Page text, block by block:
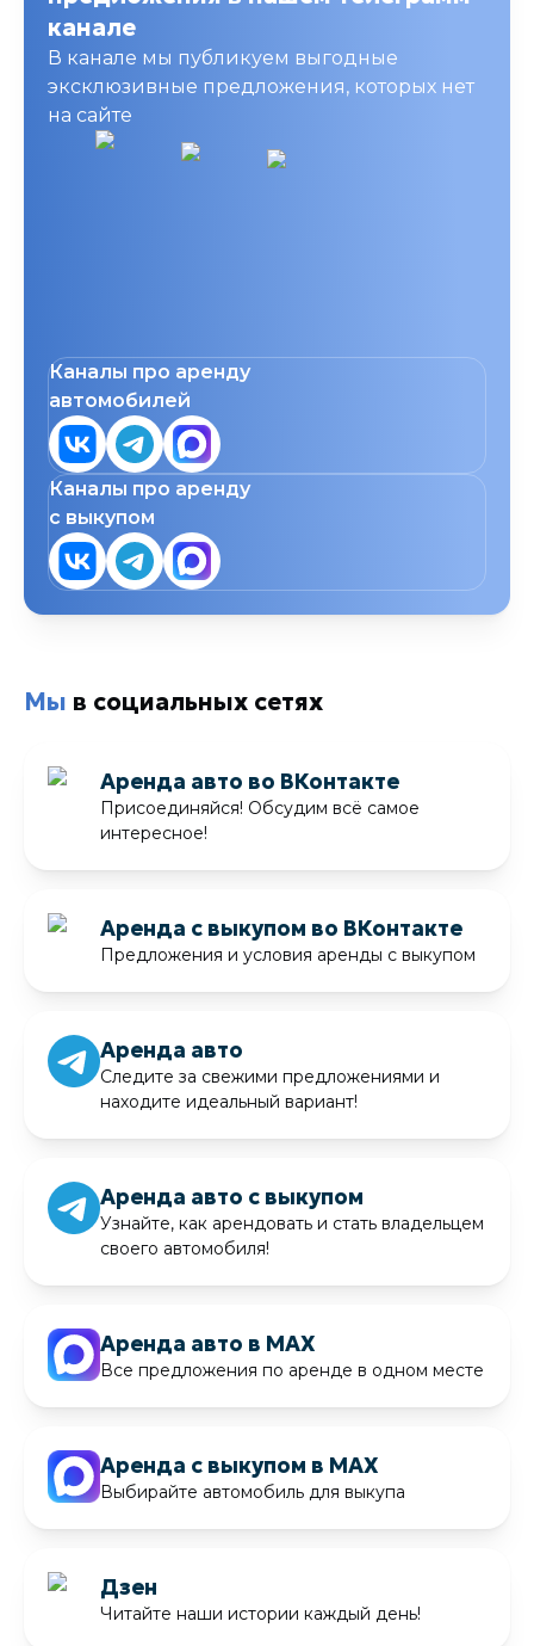
канале
В канале мы публикуем выгодные
эксклюзивные предложения, которых нет
на сайте
Каналы про аренду
автомобилей
Каналы про аренду
с выкупом
Мы в социальных сетях
Аренда авто во ВКонтакте
Присоединяйся! Обсудим всё самое
интересное!
Аренда с выкупом во ВКонтакте
Предложения и условия аренды с выкупом
Аренда авто
Следите за свежими предложениями и
находите идеальный вариант!
Аренда авто с выкупом
Узнайте, как арендовать и стать владельцем
своего автомобиля!
Аренда авто в MAX
Все предложения по аренде в одном месте
Аренда с выкупом в MAX
Выбирайте автомобиль для выкупа
Дзен
Читайте наши истории каждый день!